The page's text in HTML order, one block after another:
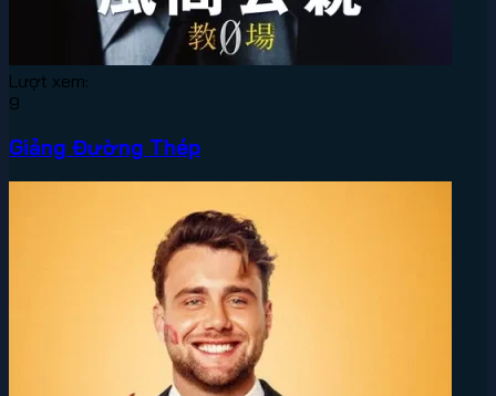
Lượt xem:
9
Giảng Đường Thép